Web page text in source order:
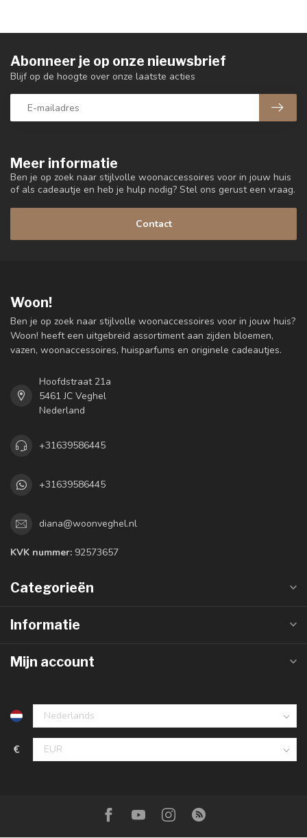
Meer informatie
Ben je op zoek naar stijlvolle woonaccessoires voor in jouw huis
of als cadeautje en heb je hulp nodig? Stel ons gerust een vraag.
Contact
Abonneer je op onze nieuwsbrief
Blijf op de hoogte over onze laatste acties
Woon!
Ben je op zoek naar stijlvolle woonaccessoires voor in jouw huis?
Woon! heeft een uitgebreid assortiment aan zijden bloemen,
vazen, woonaccessoires, huisparfums en originele cadeautjes.
Hoofdstraat 21a
5461 JC Veghel
Nederland
+31639586445
+31639586445
diana@woonveghel.nl
KVK nummer: 92573657
Categorieën
Informatie
Mijn account
€